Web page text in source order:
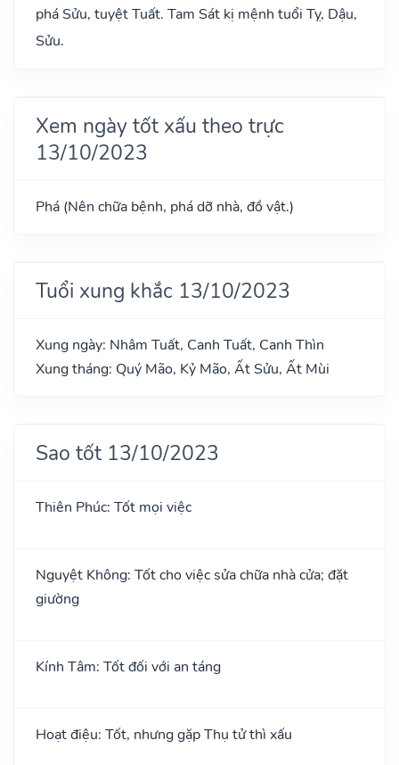
phá Sửu, tuyệt Tuất. Tam Sát kị mệnh tuổi Tỵ, Dậu,
Sửu.
Xem ngày tốt xấu theo trực
13/10/2023
Phá (Nên chữa bệnh, phá dỡ nhà, đồ vật.)
Tuổi xung khắc 13/10/2023
Xung ngày: Nhâm Tuất, Canh Tuất, Canh Thìn
Xung tháng: Quý Mão, Kỷ Mão, Ất Sửu, Ất Mùi
Sao tốt 13/10/2023
Thiên Phúc: Tốt mọi việc
Nguyệt Không: Tốt cho việc sửa chữa nhà cửa; đặt
giường
Kính Tâm: Tốt đối với an táng
Hoạt điệu: Tốt, nhưng gặp Thụ tử thì xấu